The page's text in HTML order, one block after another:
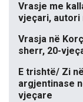
Vrasje me
vjeçari, autori
Vrasja në
sherr, 20-
E trishtë/ Zi
argjentinase
vjeçare